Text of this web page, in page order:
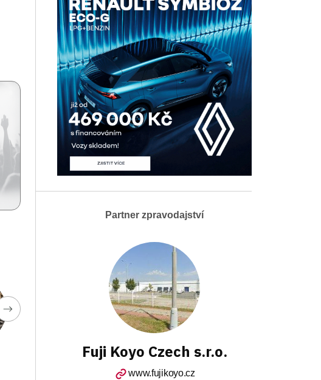
Partner zpravodajství
Fuji Koyo Czech s.r.o.
www.fujikoyo.cz